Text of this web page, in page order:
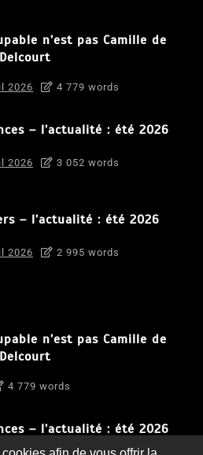
n’est pas Camille de
2026 4 779 words
– l’actualité : été 2026
2026 3 052 words
– l’actualité : été 2026
2026 2 995 words
n’est pas Camille de
4 779 words
– l’actualité : été 2026